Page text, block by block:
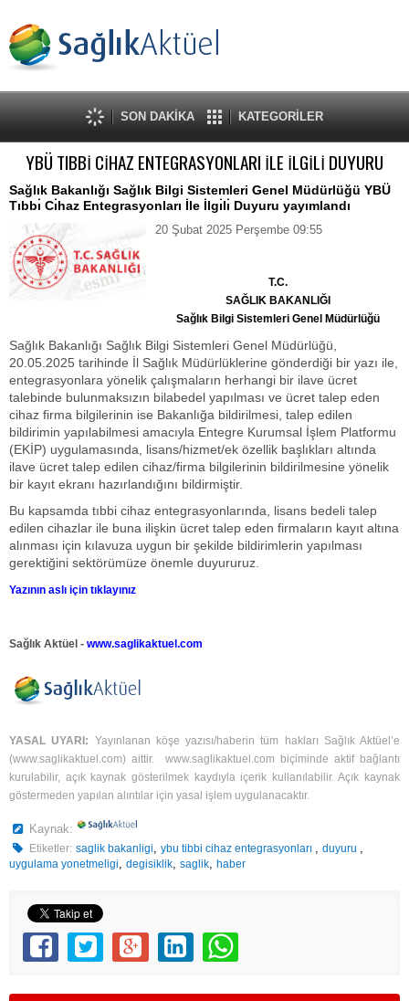
SON DAKİKA KATEGORİLER
YBÜ TIBBİ CİHAZ ENTEGRASYONLARI İLE İLGİLİ DUYURU
Sağlık Bakanlığı Sağlık Bilgi Sistemleri Genel Müdürlüğü YBÜ
Tıbbı̇ Cı̇haz Entegrasyonları İle İlgı̇lı̇ Duyuru yayımlandı
20 Şubat 2025 Perşembe 09:55
T.C.
SAĞLIK BAKANLIĞI
Sağlık Bilgi Sistemleri Genel Müdürlüğü
Sağlık Bakanlığı Sağlık Bilgi Sistemleri Genel Müdürlüğü,
20.05.2025 tarihinde İl Sağlık Müdürlüklerine gönderdiği bir yazı ile,
entegrasyonlara yönelik çalışmaların herhangi bir ilave ücret
talebinde bulunmaksızın bilabedel yapılması ve ücret talep eden
cihaz firma bilgilerinin ise Bakanlığa bildirilmesi, talep edilen
bildirimin yapılabilmesi amacıyla Entegre Kurumsal İşlem Platformu
(EKİP) uygulamasında, lisans/hizmet/ek özellik başlıkları altında
ilave ücret talep edilen cihaz/firma bilgilerinin bildirilmesine yönelik
bir kayıt ekranı hazırlandığını bildirmiştir.
Bu kapsamda tıbbi cihaz entegrasyonlarında, lisans bedeli talep
edilen cihazlar ile buna ilişkin ücret talep eden firmaların kayıt altına
alınması için kılavuza uygun bir şekilde bildirimlerin yapılması
gerektiğini sektörümüze önemle duyururuz.
Yazının aslı için tıklayınız
Sağlık Aktüel - www.saglikaktuel.com
YASAL UYARI: Yayınlanan köşe yazısı/haberin tüm hakları Sağlık Aktüel’e
(www.saglikaktuel.com) aittir. www.saglikaktuel.com biçiminde aktif bağlantı
kurulabilir, açık kaynak gösterilmek kaydıyla içerik kullanılabilir. Açık kaynak
göstermeden yapılan alıntılar için yasal işlem uygulanacaktır.
Kaynak:
Etiketler: saglik bakanligi,ybu tibbi cihaz entegrasyonları ,duyuru ,
uygulama yonetmeligi, degisiklik, saglik, haber